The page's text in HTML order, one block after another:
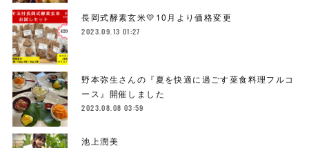
長岡式酵素玄米💛10月より価格変更
2023.09.13 01:27
野本弥生さんの『夏を快適に過ごす菜食料理フルコ
ース』開催しました
2023.08.08 03:59
池上潤美